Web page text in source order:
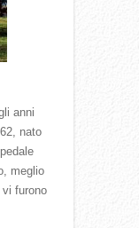
anni
nato
meglio
vi furono